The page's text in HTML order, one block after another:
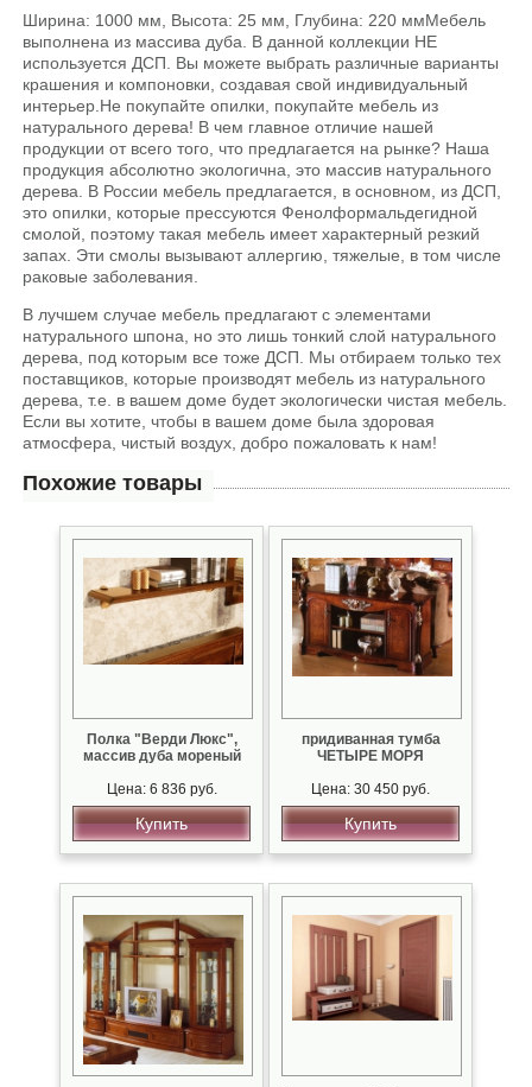
Ширина: 1000 мм, Высота: 25 мм, Глубина: 220 ммМебель
выполнена из массива дуба. В данной коллекции НЕ
используется ДСП. Вы можете выбрать различные варианты
крашения и компоновки, создавая свой индивидуальный
интерьер.He покупайте опилки, покупайте мебель из
натурального дерева! В чем главное отличие нашей
продукции от всего того, что предлагается на рынке? Наша
продукция абсолютно экологична, это массив натурального
дерева. В России мебель предлагается, в основном, из ДСП,
это опилки, которые прессуются Фенолформальдегидной
смолой, поэтому такая мебель имеет характерный резкий
запах. Эти смолы вызывают аллергию, тяжелые, в том числе
раковые заболевания.
В лучшем случае мебель предлагают с элементами
натурального шпона, но это лишь тонкий слой натурального
дерева, под которым все тоже ДСП. Мы отбираем только тех
поставщиков, которые производят мебель из натурального
дерева, т.е. в вашем доме будет экологически чистая мебель.
Если вы хотите, чтобы в вашем доме была здоровая
атмосфера, чистый воздух, добро пожаловать к нам!
Похожие товары
Полка "Верди Люкс",
массив дуба мореный
Цена: 6 836 руб.
Купить
придиванная тумба
ЧЕТЫРЕ МОРЯ
Цена: 30 450 руб.
Купить